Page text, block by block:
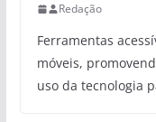
Redação
Ferramentas
móveis,
uso da tecnologia